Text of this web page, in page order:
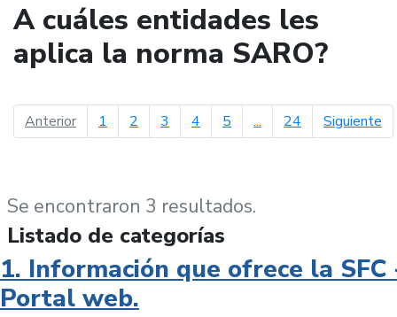
A cuáles entidades les
aplica la norma SARO?
Anteriorpágina anterior
1 2 3 4 5 ... 24 Siguiente
Se encontraron 3 resultados.
Listado de categorías
1. Información que ofrece la SFC
Portal web.